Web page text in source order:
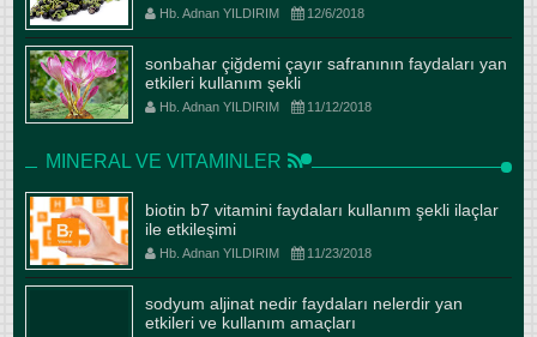
Hb. Adnan YILDIRIM 12/6/2018
sonbahar çiğdemi çayır safranının faydaları yan
etkileri kullanım şekli
Hb. Adnan YILDIRIM 11/12/2018
MINERAL VE VITAMINLER
biotin b7 vitamini faydaları kullanım şekli ilaçlar
ile etkileşimi
Hb. Adnan YILDIRIM 11/23/2018
sodyum aljinat nedir faydaları nelerdir yan
etkileri ve kullanım amaçları